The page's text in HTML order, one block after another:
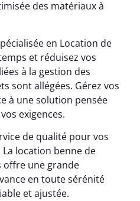
des matériaux à
en Location de
et réduisez vos
à la gestion des
sont allégées. Gérez vos
à une solution pensée
exigences.
de qualité pour vos
location benne de
offre une grande
en toute sérénité
et ajustée.